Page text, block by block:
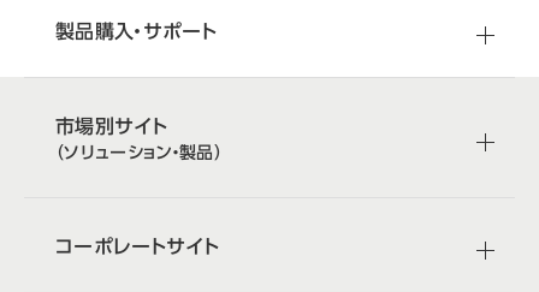
製品購入・サポート
市場別サイト
（ソリューション・製品）
コーポレートサイト